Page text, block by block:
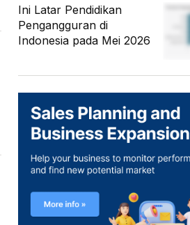
Ini Latar Pendidikan
Pengangguran di
Indonesia pada Mei 2026